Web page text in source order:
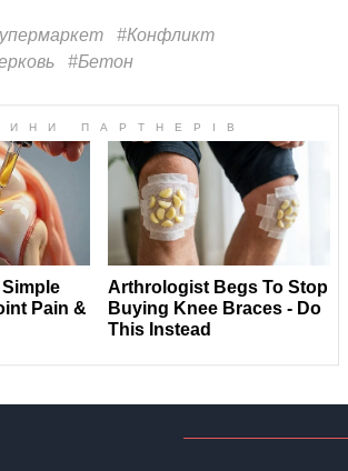
#Конфликт
#Бетон